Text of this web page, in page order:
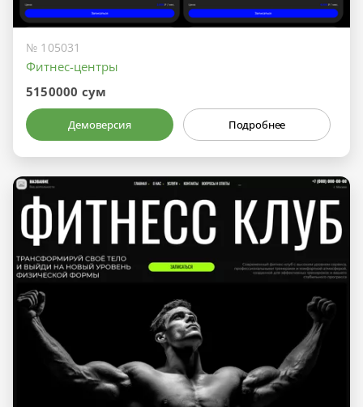
№ 105031
Фитнес-центры
5150000 сум
Демоверсия Подробнее